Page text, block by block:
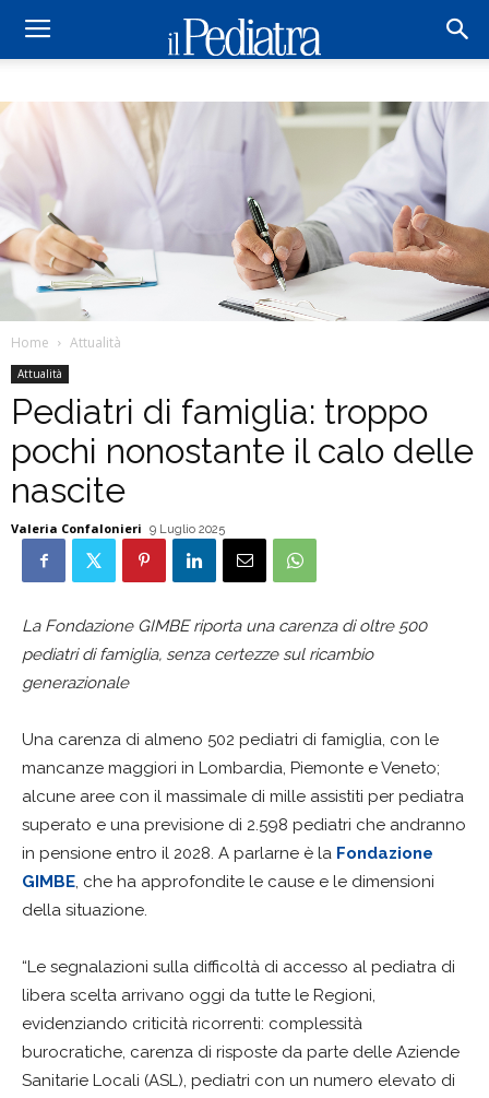
Home Attualità
Attualità
Pediatri di famiglia: troppo
pochi nonostante il calo delle
nascite
Valeria Confalonieri 9 Luglio 2025
La Fondazione GIMBE riporta una carenza di oltre 500
pediatri di famiglia, senza certezze sul ricambio
generazionale
Una carenza di almeno 502 pediatri di famiglia, con le
mancanze maggiori in Lombardia, Piemonte e Veneto;
alcune aree con il massimale di mille assistiti per pediatra
superato e una previsione di 2.598 pediatri che andranno
in pensione entro il 2028. A parlarne è la Fondazione
GIMBE, che ha approfondite le cause e le dimensioni
della situazione.
“Le segnalazioni sulla difficoltà di accesso al pediatra di
libera scelta arrivano oggi da tutte le Regioni,
evidenziando criticità ricorrenti: complessità
burocratiche, carenza di risposte da parte delle Aziende
Sanitarie Locali (ASL), pediatri con un numero elevato di